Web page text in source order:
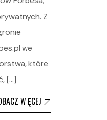
Z
we
które
[…]
WIĘCEJ